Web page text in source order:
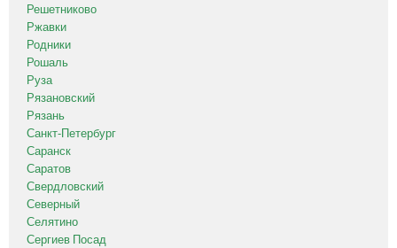
Решетниково
Ржавки
Родники
Рошаль
Руза
Рязановский
Рязань
Санкт-Петербург
Саранск
Саратов
Свердловский
Северный
Селятино
Сергиев Посад